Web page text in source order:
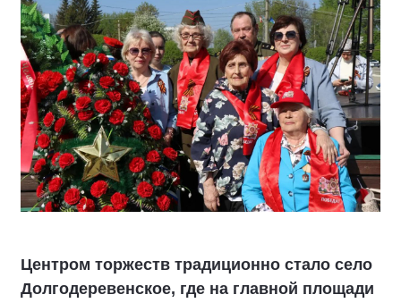
Центром торжеств традиционно стало село
Долгодеревенское, где на главной площади